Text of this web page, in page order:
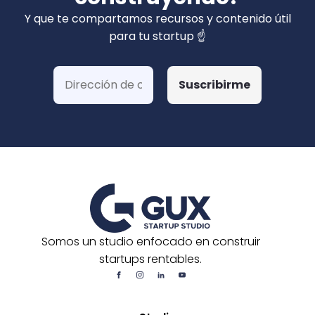
privados). Hemos ganado más de 15 fondos
de Corfo y 3 Startups Chile, además de otras
postulaciones o convocatorias.
Y que te compartamos recursos y contenido útil
para tu startup ☝️
Somos un studio enfocado en construir
startups rentables.